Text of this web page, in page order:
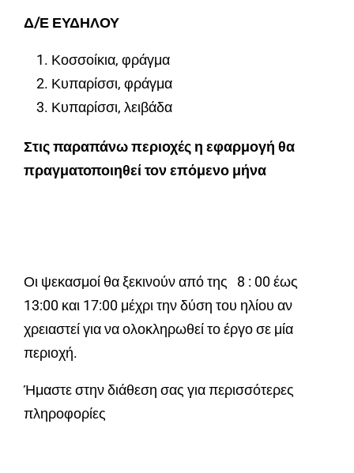
Δ/Ε ΕΥΔΗΛΟΥ
Κοσσοίκια, φράγμα
Κυπαρίσσι, φράγμα
Κυπαρίσσι, λειβάδα
Στις παραπάνω περιοχές η εφαρμογή θα
πραγματοποιηθεί τον επόμενο μήνα
Οι ψεκασμοί θα ξεκινούν από της 8 : 00 έως
13:00 και 17:00 μέχρι την δύση του ηλίου αν
χρειαστεί για να ολοκληρωθεί το έργο σε μία
περιοχή.
Ήμαστε στην διάθεση σας για περισσότερες
πληροφορίες